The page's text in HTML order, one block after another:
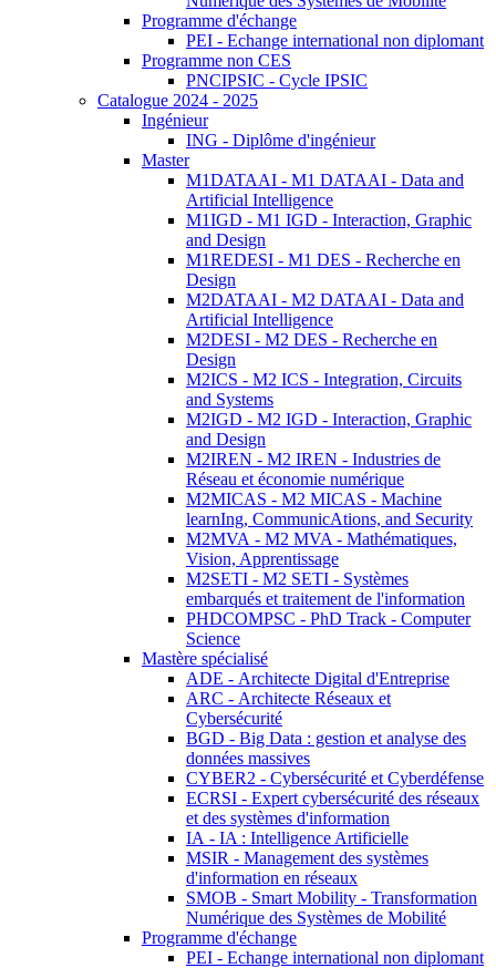
Programme d'échange
PEI - Echange international non diplomant
Programme non CES
PNCIPSIC - Cycle IPSIC
Catalogue 2024 - 2025
Ingénieur
ING - Diplôme d'ingénieur
Master
M1DATAAI - M1 DATAAI - Data and
Artificial Intelligence
M1IGD - M1 IGD - Interaction, Graphic
and Design
M1REDESI - M1 DES - Recherche en
Design
M2DATAAI - M2 DATAAI - Data and
Artificial Intelligence
M2DESI - M2 DES - Recherche en
Design
M2ICS - M2 ICS - Integration, Circuits
and Systems
M2IGD - M2 IGD - Interaction, Graphic
and Design
M2IREN - M2 IREN - Industries de
Réseau et économie numérique
M2MICAS - M2 MICAS - Machine
learnIng, CommunicAtions, and Security
M2MVA - M2 MVA - Mathématiques,
Vision, Apprentissage
M2SETI - M2 SETI - Systèmes
embarqués et traitement de l'information
PHDCOMPSC - PhD Track - Computer
Science
Mastère spécialisé
ADE - Architecte Digital d'Entreprise
ARC - Architecte Réseaux et
Cybersécurité
BGD - Big Data : gestion et analyse des
données massives
CYBER2 - Cybersécurité et Cyberdéfense
ECRSI - Expert cybersécurité des réseaux
et des systèmes d'information
IA - IA : Intelligence Artificielle
MSIR - Management des systèmes
d'information en réseaux
SMOB - Smart Mobility - Transformation
Numérique des Systèmes de Mobilité
Programme d'échange
PEI - Echange international non diplomant